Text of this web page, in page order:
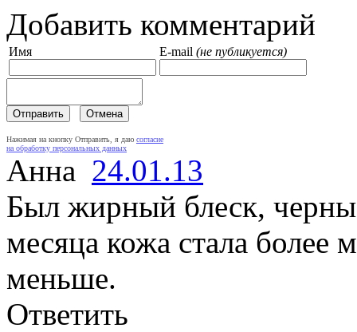
Добавить комментарий
Имя E-mail (не публикуется)
Нажимая на кнопку Отправить, я даю согласие
на обработку персональных данных
Анна 24.01.13
Был жирный блеск,
месяца кожа стала более
меньше.
Ответить